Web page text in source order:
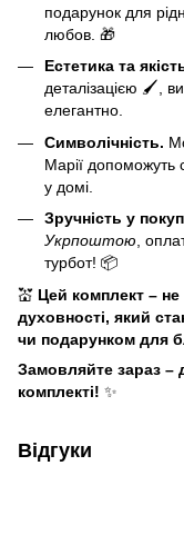
подарунок для
любов. 🎁
Естетика та
деталізацією 🖌️,
елегантно.
Символічність.
Марії допоможуть
у домі.
Зручність у
Укрпоштою ,
турбот! 📦
💒 Цей комплект –
духовності, який
чи подарунком для
Замовляйте зараз –
комплекті! ✨
Відгуки